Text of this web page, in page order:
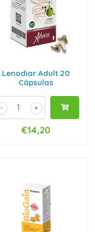
Lenodiar Adult 20
Cápsulas
+
-
€14,20